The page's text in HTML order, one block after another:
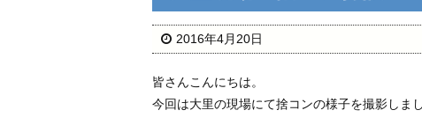
2016年4月20日
皆さんこんにちは。
今回は大里の現場にて捨コンの様子を撮影しま